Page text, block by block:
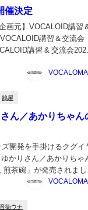
催決定
画元】VOCALOID講習
講習＆交流会
講習 & 交流会2026
鵠屋
ん／あかりちゃん
開発を手掛けるクグイ
かりさん／あかりちゃ
茶碗」が発売されまし
のお御髪素麺」「東方
音街ウナ